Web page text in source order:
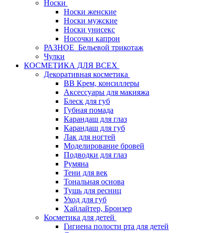
Носки
Носки женские
Носки мужские
Носки унисекс
Носочки капрон
РАЗНОЕ_Бельевой трикотаж
Чулки
КОСМЕТИКА ДЛЯ ВСЕХ
Декоративная косметика
BB Крем, консиллеры
Аксессуары для макияжа
Блеск для губ
Губная помада
Карандаш для глаз
Карандаш для губ
Лак для ногтей
Моделирование бровей
Подводки для глаз
Румяна
Тени для век
Тональная основа
Тушь для ресниц
Уход для губ
Хайлайтер, Бронзер
Косметика для детей
Гигиена полости рта для детей